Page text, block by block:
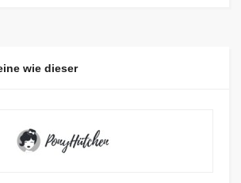
wie dieser